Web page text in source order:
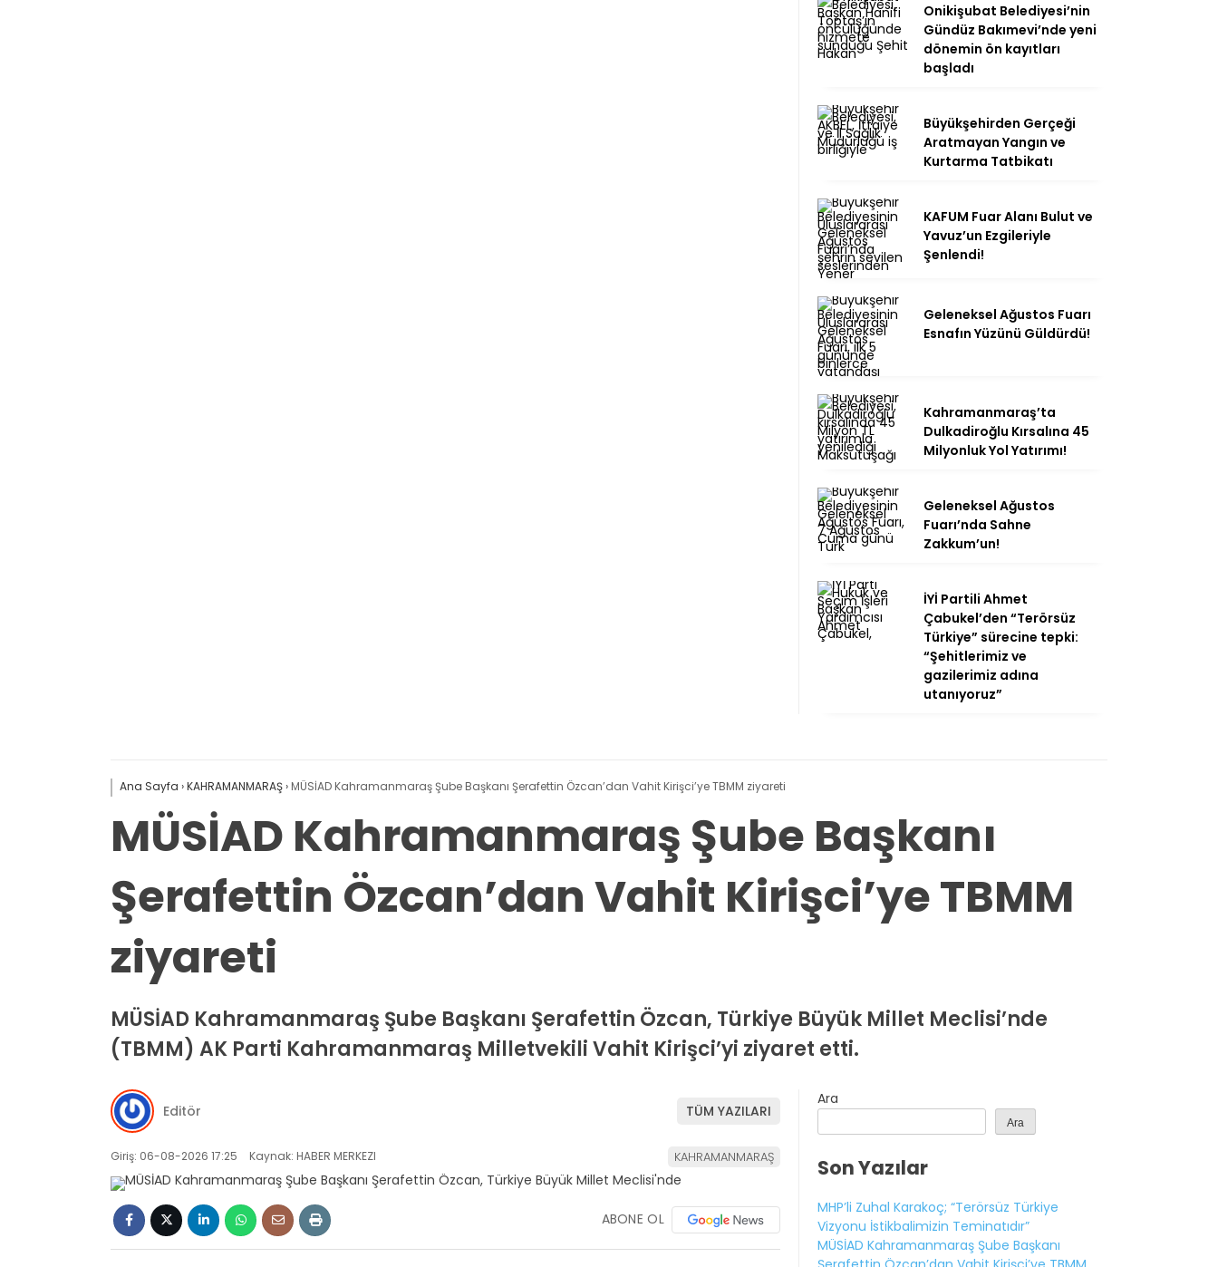
Onikişubat Belediyesi’nin
Gündüz Bakımevi’nde yeni
dönemin ön kayıtları
başladı
Büyükşehirden Gerçeği
Aratmayan Yangın ve
Kurtarma Tatbikatı
KAFUM Fuar Alanı Bulut ve
Yavuz’un Ezgileriyle
Şenlendi!
Geleneksel Ağustos Fuarı
Esnafın Yüzünü Güldürdü!
Kahramanmaraş’ta
Dulkadiroğlu Kırsalına 45
Milyonluk Yol Yatırımı!
Geleneksel Ağustos
Fuarı’nda Sahne
Zakkum’un!
İYİ Partili Ahmet
Çabukel’den “Terörsüz
Türkiye” sürecine tepki:
“Şehitlerimiz ve
gazilerimiz adına
utanıyoruz”
Ana Sayfa ›KAHRAMANMARAŞ› MÜSİAD Kahramanmaraş Şube Başkanı Şerafettin Özcan’dan Vahit Kirişci’ye TBMM ziyareti
MÜSİAD Kahramanmaraş Şube Başkanı
Şerafettin Özcan’dan Vahit Kirişci’ye TBMM
ziyareti
MÜSİAD Kahramanmaraş Şube Başkanı Şerafettin Özcan, Türkiye Büyük Millet Meclisi’nde
(TBMM) AK Parti Kahramanmaraş Milletvekili Vahit Kirişci’yi ziyaret etti.
Editör TÜM YAZILARI
Giriş: 06-08-2026 17:25 Kaynak: HABER MERKEZI KAHRAMANMARAŞ
ABONE OL
Ara
Ara
Son Yazılar
MHP’li Zuhal Karakoç; “Terörsüz Türkiye
Vizyonu İstikbalimizin Teminatıdır”
MÜSİAD Kahramanmaraş Şube Başkanı